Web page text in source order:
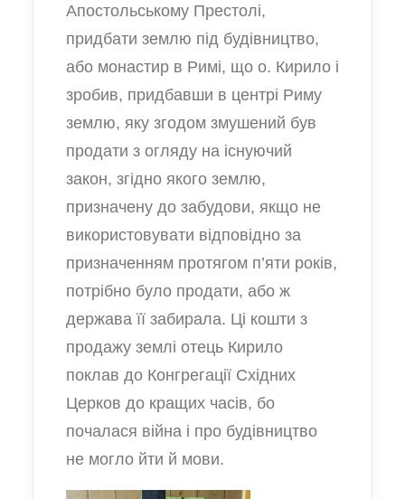
Апостольському Престолі,
придбати землю під будівництво,
або монастир в Римі, що о. Кирило і
зробив, придбавши в центрі Риму
землю, яку згодом змушений був
продати з огляду на існуючий
закон, згідно якого землю,
призначену до забудови, якщо не
використовувати відповідно за
призначенням протягом п’яти років,
потрібно було продати, або ж
держава її забирала. Ці кошти з
продажу землі отець Кирило
поклав до Конгрегації Східних
Церков до кращих часів, бо
почалася війна і про будівництво
не могло йти й мови.